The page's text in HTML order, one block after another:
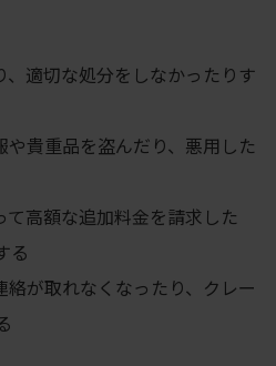
適切な処分をしなかったりす
貴重品を盗んだり、悪用した
高額な追加料金を請求した
る
が取れなくなったり、クレー